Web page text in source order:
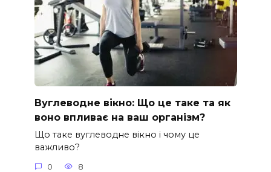
Вуглеводне вікно: Що це таке та як
воно впливає на ваш організм?
Що таке вуглеводне вікно і чому це
важливо?
0 8